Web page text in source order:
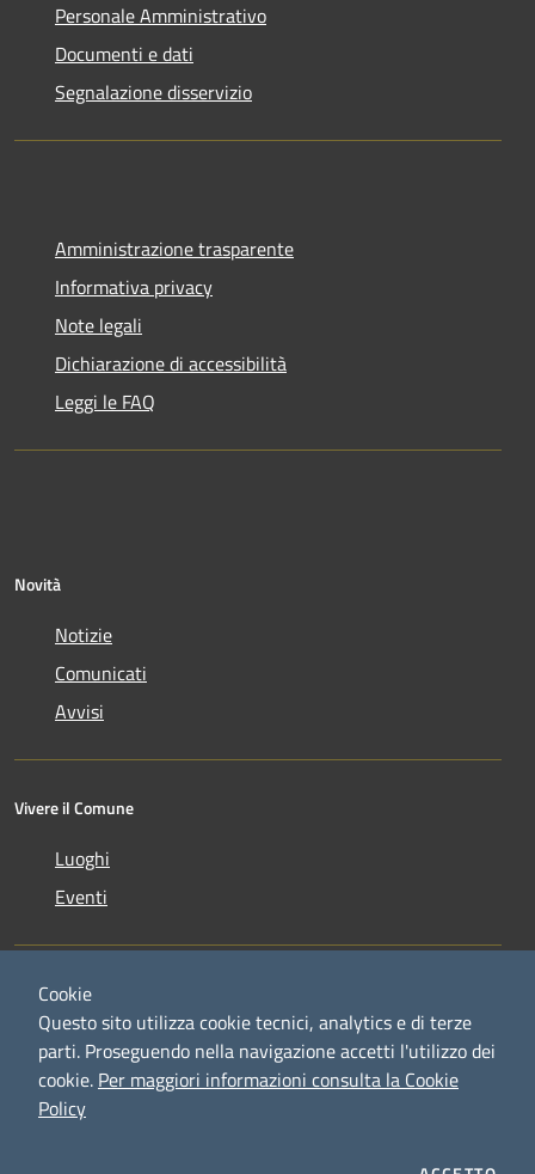
Personale Amministrativo
Documenti e dati
Segnalazione disservizio
Amministrazione trasparente
Informativa privacy
Note legali
Dichiarazione di accessibilità
Leggi le FAQ
Novità
Notizie
Comunicati
Avvisi
Vivere il Comune
Luoghi
Eventi
RSS
Accessibilità
Privacy
Copyright © 2026 • Comune di
Credaro • Powered by
Cookie
Questo sito utilizza cookie tecnici, analytics e di terze
parti. Proseguendo nella navigazione accetti l'utilizzo dei
cookie. Per maggiori informazioni consulta la Cookie
Policy